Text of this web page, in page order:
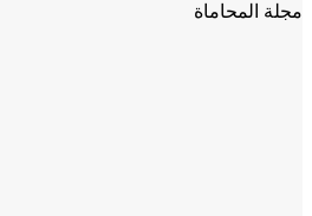
مجلة المحاماة